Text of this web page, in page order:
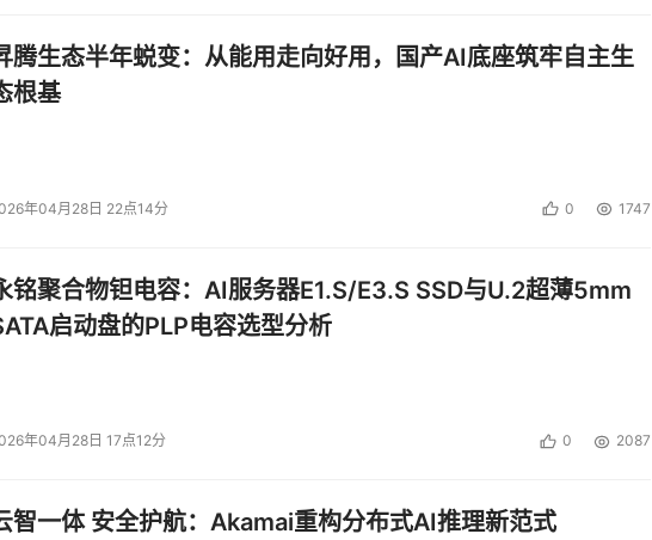
腾生态半年蜕变：从能用走向好用，国产AI底座筑牢自主生
根基
年04月28日 22点14分 0 1747
铭聚合物钽电容：AI服务器E1.S/E3.S SSD与U.2超薄5mm
启动盘的PLP电容选型分析
年04月28日 17点12分 0 2087
智一体 安全护航：Akamai重构分布式AI推理新范式